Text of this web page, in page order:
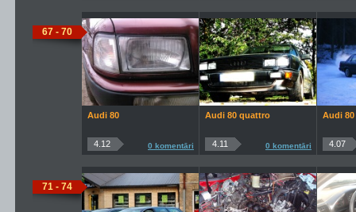
67 - 70
Audi 80
4.12 0 komentāri
Audi 80 quattro
4.11 0 komentāri
Audi
4.07
71 - 74